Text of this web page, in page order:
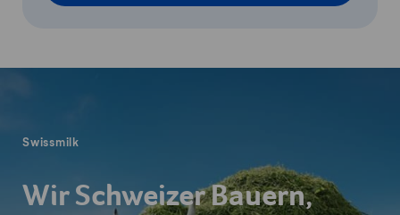
Swissmilk
Wir Schweizer Bauern,